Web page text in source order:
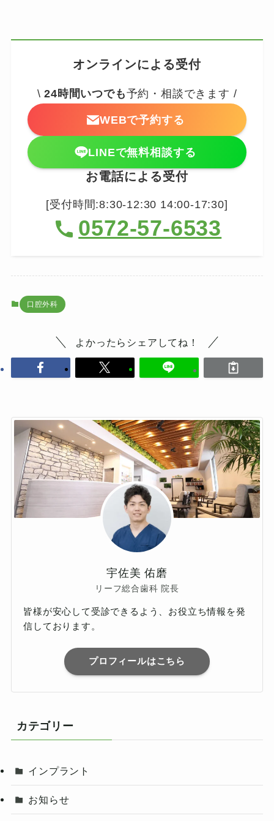
オンラインによる受付
\24時間いつでも予約・相談できます /
WEBで予約する
LINEで無料相談する
お電話による受付
[受付時間:8:30-12:30 14:00-17:30]
0572-57-6533
口腔外科
よかったらシェアしてね！
宇佐美 佑磨
リーフ総合歯科 院長
皆様が安心して受診できるよう、お役立ち情報を発
信しております。
プロフィールはこちら
カテゴリー
インプラント
お知らせ